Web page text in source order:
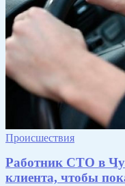
Происшествия
Работник СТО в
клиента, чтобы